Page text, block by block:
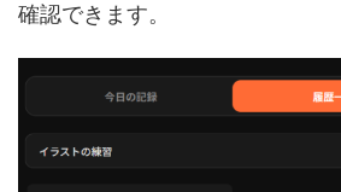
確認できます。